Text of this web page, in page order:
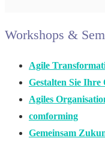
Workshops &
Agile
Gestalten Sie
Agiles
comforming
Gemeinsam